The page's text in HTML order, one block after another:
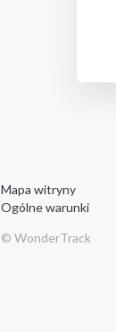
Mapa witryny
Ogólne warunki
© WonderTrack